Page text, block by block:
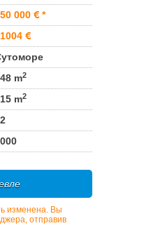
000 *
m2
m2
изменена. Вы
отправив